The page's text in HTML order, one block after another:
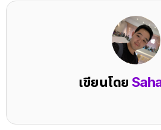
เขียนโดย